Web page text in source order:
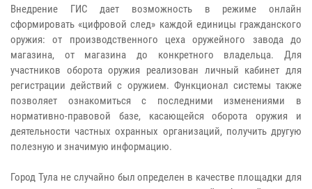
Внедрение ГИС дает возможность в режиме онлайн
сформировать «цифровой след» каждой единицы гражданского
оружия: от производственного цеха оружейного завода до
магазина, от магазина до конкретного владельца. Для
участников оборота оружия реализован личный кабинет для
регистрации действий с оружием. Функционал системы также
позволяет ознакомиться с последними изменениями в
нормативно-правовой базе, касающейся оборота оружия и
деятельности частных охранных организаций, получить другую
полезную и значимую информацию.
Город Тула не случайно был определен в качестве площадки для